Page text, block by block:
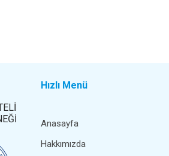
Hızlı Menü
Anasayfa
Hakkımızda